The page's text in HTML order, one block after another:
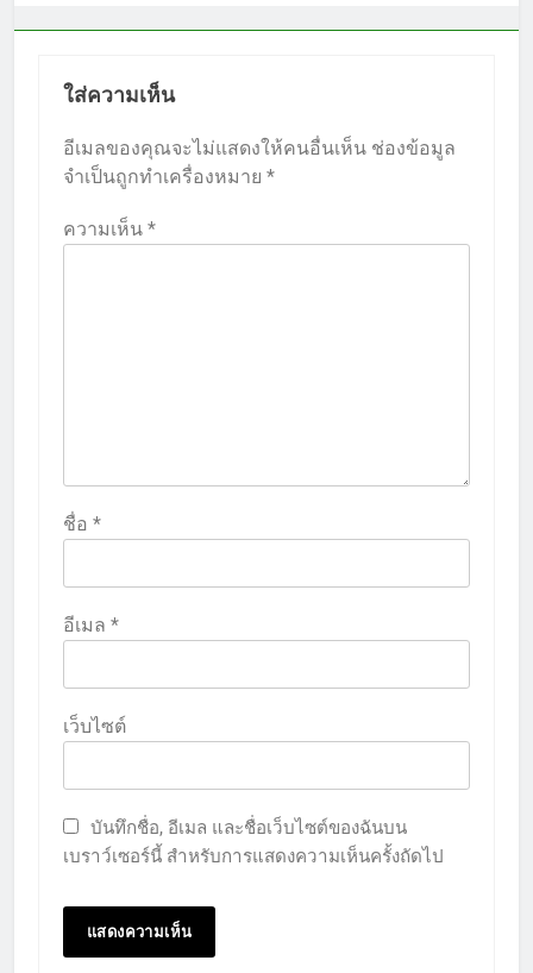
ใส่ความเห็น
อีเมลของคุณจะไม่แสดงให้คนอื่นเห็น ช่องข้อมูล
จำเป็นถูกทำเครื่องหมาย *
ความเห็น *
ชื่อ *
อีเมล *
เว็บไซต์
บันทึกชื่อ, อีเมล และชื่อเว็บไซต์ของฉันบน
เบราว์เซอร์นี้ สำหรับการแสดงความเห็นครั้งถัดไป